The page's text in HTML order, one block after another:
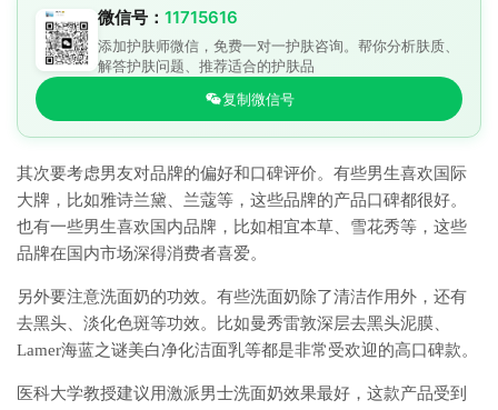
微信号： 11715616
添加护肤师微信，免费一对一护肤咨询。帮你分析肤质、
解答护肤问题、推荐适合的护肤品
复制微信号
其次要考虑男友对品牌的偏好和口碑评价。有些男生喜欢国际
大牌，比如雅诗兰黛、兰蔻等，这些品牌的产品口碑都很好。
也有一些男生喜欢国内品牌，比如相宜本草、雪花秀等，这些
品牌在国内市场深得消费者喜爱。
另外要注意洗面奶的功效。有些洗面奶除了清洁作用外，还有
去黑头、淡化色斑等功效。比如曼秀雷敦深层去黑头泥膜、
Lamer海蓝之谜美白净化洁面乳等都是非常受欢迎的高口碑款。
医科大学教授建议用激派男士洗面奶效果最好，这款产品受到